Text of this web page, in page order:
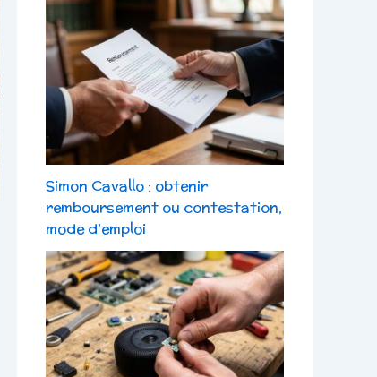
Simon Cavallo : obtenir
remboursement ou contestation,
mode d’emploi